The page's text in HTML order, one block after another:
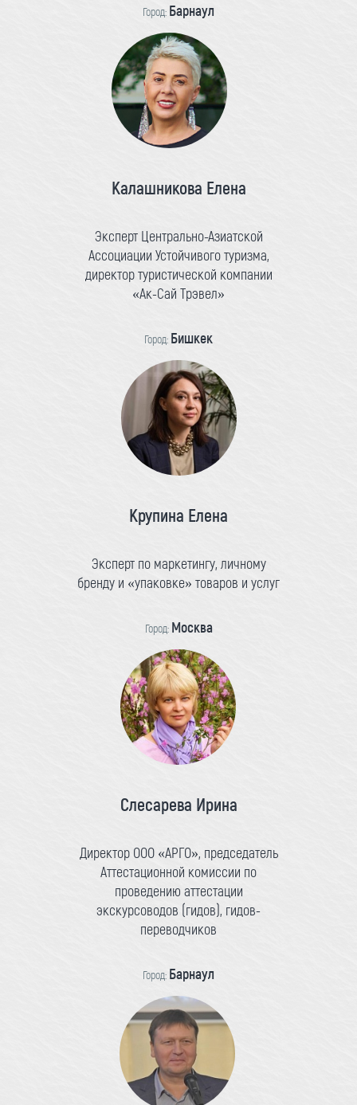
Город: Барнаул
Калашникова Елена
Эксперт Центрально-Азиатской
Ассоциации Устойчивого туризма,
директор туристической компании
«Ак-Сай Трэвел»
Город: Бишкек
Крупина Елена
Эксперт по маркетингу, личному
бренду и «упаковке» товаров и услуг
Город: Москва
Слесарева Ирина
Директор ООО «АРГО», председатель
Аттестационной комиссии по
проведению аттестации
экскурсоводов (гидов), гидов-
переводчиков
Город: Барнаул